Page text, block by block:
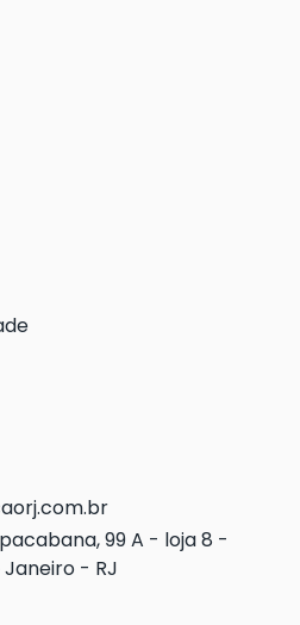
99 A - loja 8 -
- RJ